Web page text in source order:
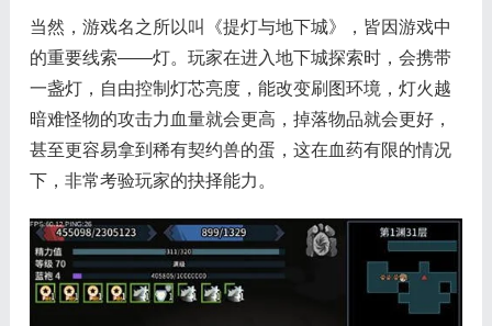
当然，游戏名之所以叫《提灯与地下城》，皆因游戏中
的重要线索——灯。玩家在进入地下城探索时，会携带
一盏灯，自由控制灯芯亮度，能改变刷图环境，灯火越
暗难怪物的攻击力血量就会更高，掉落物品就会更好，
甚至更容易拿到稀有契约兽的蛋，这在血药有限的情况
下，非常考验玩家的抉择能力。